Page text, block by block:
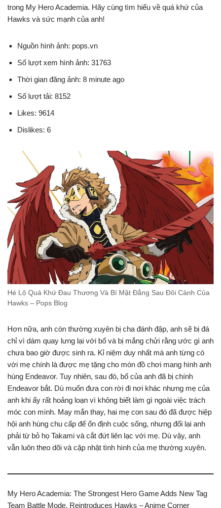
trong My Hero Academia. Hãy cùng tìm hiểu về quá khứ của
Hawks và sức mạnh của anh!
Nguồn hình ảnh: pops.vn
Số lượt xem hình ảnh: 31763
Thời gian đăng ảnh: 8 minute ago
Số lượt tải: 8152
Likes: 9614
Dislikes: 6
Hé Lộ Quá Khứ Đau Thương Và Bí Mật Đằng Sau Đôi Cánh Của
Hawks – Pops Blog
Hơn nữa, anh còn thường xuyên bị cha đánh đập, anh sẽ bị đá
chỉ vì dám quay lưng lại với bố và bị mắng chửi rằng ước gì anh
chưa bao giờ được sinh ra. Kỉ niệm duy nhất mà anh từng có
với mẹ chính là được mẹ tặng cho món đồ chơi mang hình anh
hùng Endeavor. Tuy nhiên, sau đó, bố của anh đã bị chính
Endeavor bắt. Dù muốn đưa con rời đi nơi khác nhưng mẹ của
anh khi ấy rất hoảng loạn vì không biết làm gì ngoài việc trách
móc con mình. May mắn thay, hai mẹ con sau đó đã được hiệp
hội anh hùng chu cấp để ổn định cuộc sống, nhưng đổi lại anh
phải từ bỏ họ Takami và cắt đứt liên lạc với mẹ. Dù vậy, anh
vẫn luôn theo dõi và cập nhật tình hình của mẹ thường xuyên.
My Hero Academia: The Strongest Hero Game Adds New Tag
Team Battle Mode, Reintroduces Hawks – Anime Corner